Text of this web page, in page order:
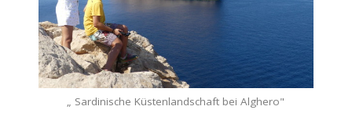
„ Sardinische Küstenlandschaft bei Alghero"